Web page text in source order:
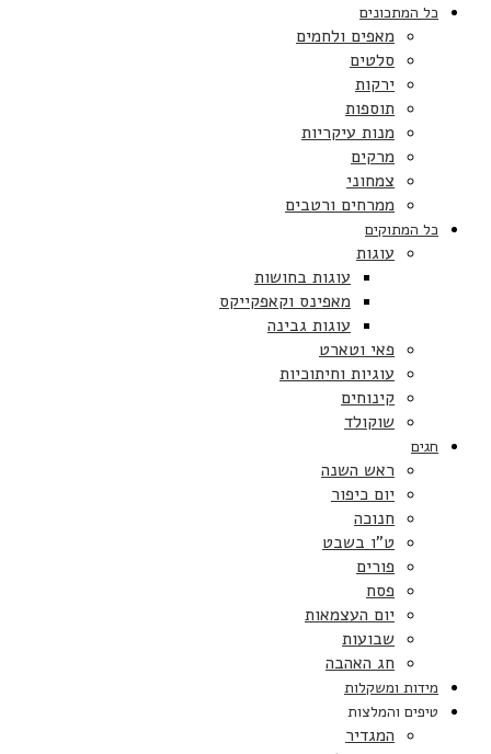
כל המתכונים
מאפים ולחמים
סלטים
ירקות
תוספות
מנות עיקריות
מרקים
צמחוני
ממרחים ורטבים
כל המתוקים
עוגות
עוגות בחושות
מאפינס וקאפקייקס
עוגות גבינה
פאי וטארט
עוגיות וחיתוכיות
קינוחים
שוקולד
חגים
ראש השנה
יום כיפור
חנוכה
ט”ו בשבט
פורים
פסח
יום העצמאות
שבועות
חג האהבה
מידות ומשקלות
טיפים והמלצות
המגדיר